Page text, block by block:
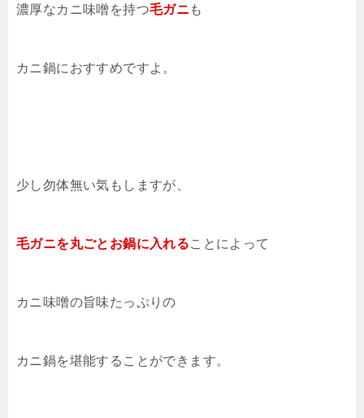
濃厚なカニ味噌を持つ毛ガニ も
カニ鍋におすすめですよ。
少し勿体無い気もしますが、
毛ガニを丸ごとお鍋に入れることによって
カニ味噌の旨味たっぷりの
カニ鍋を堪能することができます。